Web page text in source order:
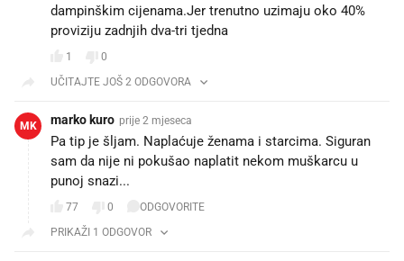
dampinškim cijenama.Jer trenutno uzimaju oko 40%
proviziju zadnjih dva-tri tjedna
1
0
UČITAJTE JOŠ 2 ODGOVORA
MK marko kuro prije 2 mjeseca
Pa tip je šljam. Naplaćuje ženama i starcima. Siguran
sam da nije ni pokušao naplatit nekom muškarcu u
punoj snazi...
77 0
ODGOVORITE
PRIKAŽI 1 ODGOVOR